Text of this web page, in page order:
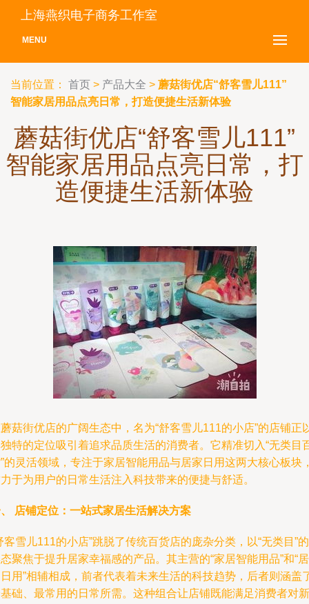
上海燕织电子商务工作室
MENU
当前位置： 首页 > 产品大全 > 蘑菇街优店“舒客雪儿111”
智能家居用品点亮日常，打造便捷生活新体验
蘑菇街优店“舒客雪儿111”
智能家居用品点亮日常，打
造便捷生活新体验
菇街优店的广阔生态中，名为“舒客雪儿111的小店”的店铺正
特的定位吸引着追求品质生活的消费者。它精准切入“无类目
的灵活领域，专注于家居智能用品与居家日用这两大核心板块
于为用户的日常生活注入科技带来的便捷与舒适。
店铺定位：一站式家居生活解决方案
客雪儿111的小店”跳脱了传统百货店的庞杂分类，以“无类目”的
聚焦于提升居家幸福感的产品。其主营的“家居智能用品”和“居
用”相辅相成，前者代表着未来生活的科技趋势，后者则涵盖
础、最常用的日常所需。这种组合让店铺既能满足消费者对新